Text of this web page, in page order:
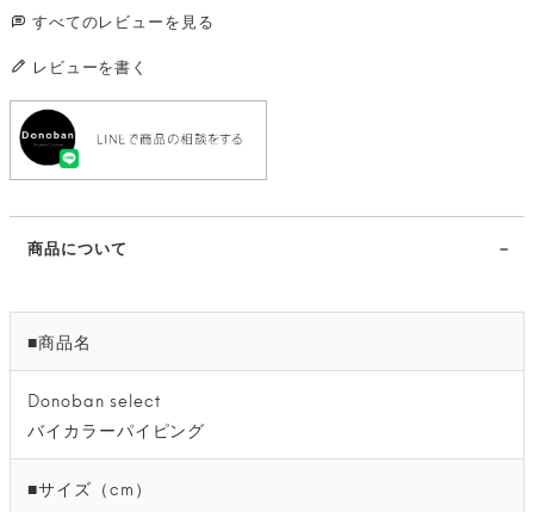
すべてのレビューを見る
レビューを書く
商品について
■商品名
Donoban select
バイカラーパイピング
■サイズ（cm）